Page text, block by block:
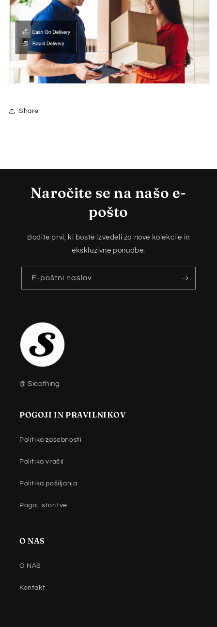
Share
Naročite se na našo e-
pošto
Bodite prvi, ki boste izvedeli za nove kolekcije in
ekskluzivne ponudbe.
E-poštni naslov
@ Sicothing
POGOJI IN PRAVILNIKOV
Politika zasebnosti
Politika vračil
Politika pošiljanja
Pogoji storitve
O NAS
O NAS
Kontakt